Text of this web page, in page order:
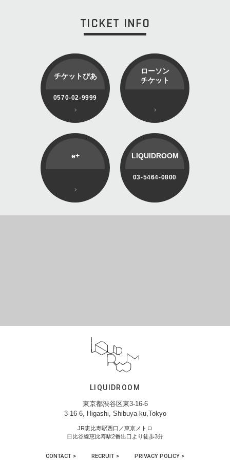
TICKET INFO
チケットぴあ
0570-02-9999
ローソン
チケット
e+ LIQUIDROOM
03-5464-0800
LIQUIDROOM
東京都渋谷区東3-16-6
3-16-6, Higashi, Shibuya-ku,Tokyo
JR恵比寿駅西口／東京メトロ
日比谷線恵比寿駅2番出口より徒歩3分
CONTACT > RECRUIT > PRIVACY POLICY >